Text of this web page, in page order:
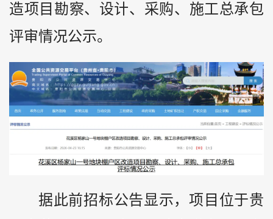
造项目勘察、设计、采购、施工总承包
评审情况公示。
据此前招标公告显示，项目位于贵